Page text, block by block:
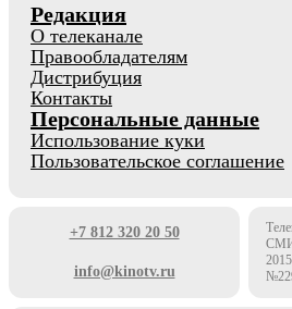
Редакция
О телеканале
Правообладателям
Дистрибуция
Контакты
Персональные данные
Использование куки
Пользовательское соглашение
+7 812 320 20 50
info@kinotv.ru
СМИ